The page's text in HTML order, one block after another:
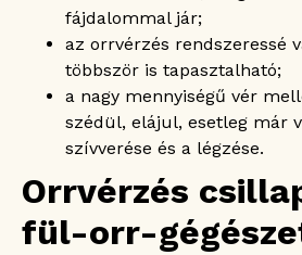
fájdalommal jár;
az orrvérzés rendszeressé
többször is tapasztalható;
a nagy mennyiségű vér
szédül, elájul, esetleg már
szívverése és a légzése.
Orrvérzés
fül-orr-